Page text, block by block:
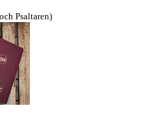
Psaltaren)